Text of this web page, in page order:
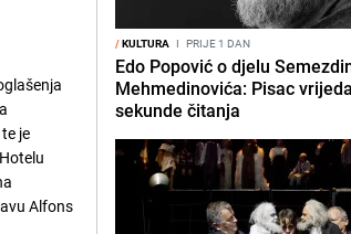
je
Alfons
/KULTURA I PRIJE 1 DAN
Edo Popović o djelu
Mehmedinovića: Pisac
sekunde čitanja